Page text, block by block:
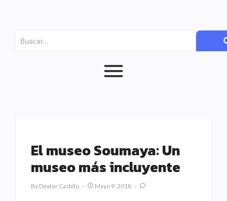
El museo Soumaya: Un
museo más incluyente
By Dexter Castillo Mayo 9, 2018